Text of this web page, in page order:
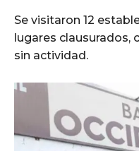
Se visitaron 12
lugares clausurados,
sin actividad.